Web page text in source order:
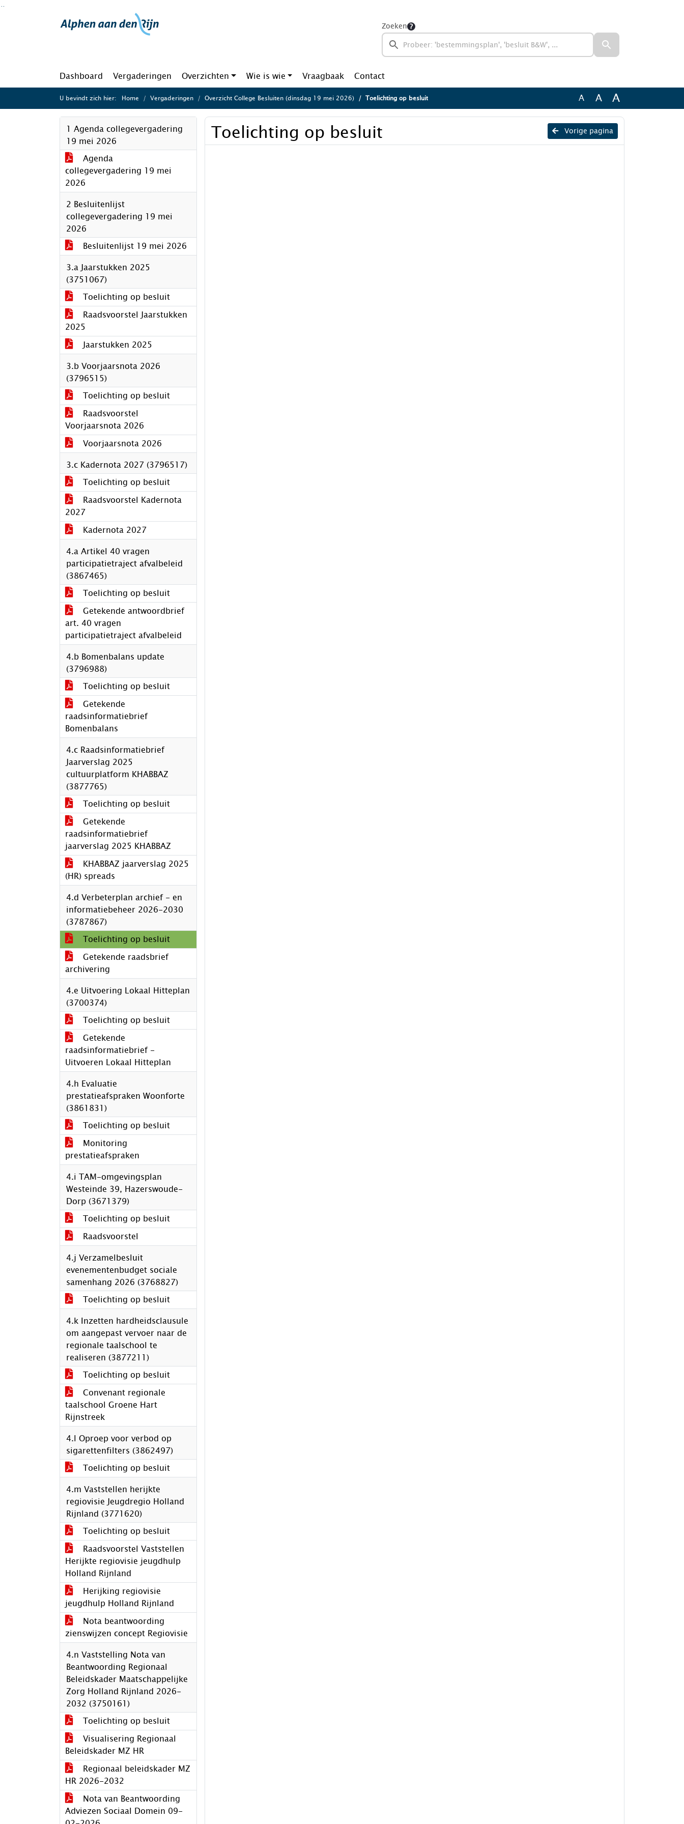
Ga naar de inhoud van deze pagina
Zoeken
Dashboard Vergaderingen Overzichten Wie is wie Vraagbaak Contact
U bevindt zich hier: Home Vergaderingen Overzicht College Besluiten (dinsdag 19 mei 2026) Toelichting op besluit A A A
1 Agenda collegevergadering
19 mei 2026
Agenda
collegevergadering 19 mei
2026
2 Besluitenlijst
collegevergadering 19 mei
2026
Besluitenlijst 19 mei 2026
3.a Jaarstukken 2025
(3751067)
Toelichting op besluit
Raadsvoorstel Jaarstukken
2025
Jaarstukken 2025
3.b Voorjaarsnota 2026
(3796515)
Toelichting op besluit
Raadsvoorstel
Voorjaarsnota 2026
Voorjaarsnota 2026
3.c Kadernota 2027 (3796517)
Toelichting op besluit
Raadsvoorstel Kadernota
2027
Kadernota 2027
4.a Artikel 40 vragen
participatietraject afvalbeleid
(3867465)
Toelichting op besluit
Getekende antwoordbrief
art. 40 vragen
participatietraject afvalbeleid
4.b Bomenbalans update
(3796988)
Toelichting op besluit
Getekende
raadsinformatiebrief
Bomenbalans
4.c Raadsinformatiebrief
Jaarverslag 2025
cultuurplatform KHABBAZ
(3877765)
Toelichting op besluit
Getekende
raadsinformatiebrief
jaarverslag 2025 KHABBAZ
KHABBAZ jaarverslag 2025
(HR) spreads
4.d Verbeterplan archief - en
informatiebeheer 2026-2030
(3787867)
Toelichting op besluit
Getekende raadsbrief
archivering
4.e Uitvoering Lokaal Hitteplan
(3700374)
Toelichting op besluit
Getekende
raadsinformatiebrief -
Uitvoeren Lokaal Hitteplan
4.h Evaluatie
prestatieafspraken Woonforte
(3861831)
Toelichting op besluit
Monitoring
prestatieafspraken
4.i TAM-omgevingsplan
Westeinde 39, Hazerswoude-
Dorp (3671379)
Toelichting op besluit
Raadsvoorstel
4.j Verzamelbesluit
evenementenbudget sociale
samenhang 2026 (3768827)
Toelichting op besluit
4.k Inzetten hardheidsclausule
om aangepast vervoer naar de
regionale taalschool te
realiseren (3877211)
Toelichting op besluit
Convenant regionale
taalschool Groene Hart
Rijnstreek
4.l Oproep voor verbod op
sigarettenfilters (3862497)
Toelichting op besluit
4.m Vaststellen herijkte
regiovisie Jeugdregio Holland
Rijnland (3771620)
Toelichting op besluit
Raadsvoorstel Vaststellen
Herijkte regiovisie jeugdhulp
Holland Rijnland
Herijking regiovisie
jeugdhulp Holland Rijnland
Nota beantwoording
zienswijzen concept Regiovisie
4.n Vaststelling Nota van
Beantwoording Regionaal
Beleidskader Maatschappelijke
Zorg Holland Rijnland 2026-
2032 (3750161)
Toelichting op besluit
Visualisering Regionaal
Beleidskader MZ HR
Regionaal beleidskader MZ
HR 2026-2032
Nota van Beantwoording
Adviezen Sociaal Domein 09-
Vorige pagina
Toelichting op besluit